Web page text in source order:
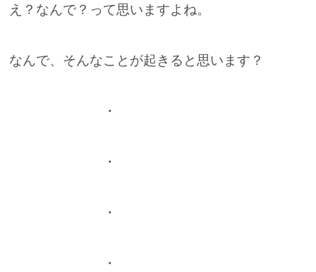
え？なんで？って思いますよね。
なんで、そんなことが起きると思います？
・
・
・
・